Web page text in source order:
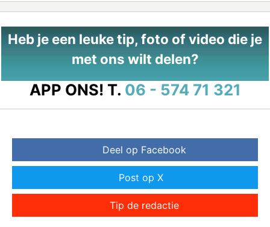
Heb je een leuke tip, foto of video die je
met ons wilt delen?
APP ONS! T. 06 - 574 71 321
Deel op Facebook
Post op X
Tip de redactie